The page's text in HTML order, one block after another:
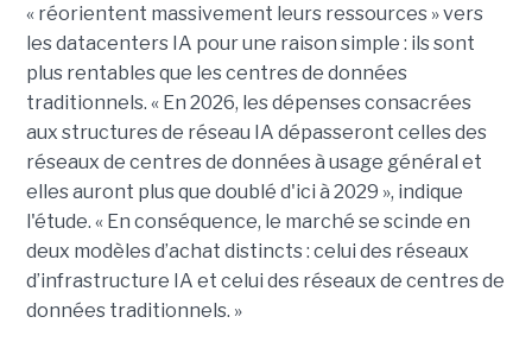
« réorientent massivement leurs ressources » vers
les datacenters IA pour une raison simple : ils sont
plus rentables que les centres de données
traditionnels. « En 2026, les dépenses consacrées
aux structures de réseau IA dépasseront celles des
réseaux de centres de données à usage général et
elles auront plus que doublé d'ici à 2029 », indique
l'étude. « En conséquence, le marché se scinde en
deux modèles d’achat distincts : celui des réseaux
d’infrastructure IA et celui des réseaux de centres de
données traditionnels. »